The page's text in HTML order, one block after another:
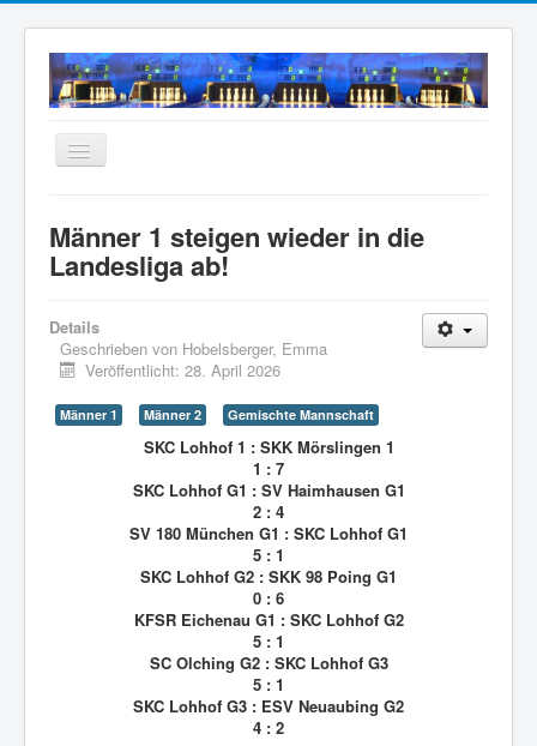
Navigation
an/aus
Neuigkeiten
Termine
Wir über uns
Anfahrt
Männer 1 steigen wieder in die
Landesliga ab!
Details
Geschrieben von Hobelsberger, Emma
Veröffentlicht: 28. April 2026
Männer 1 Männer 2 Gemischte Mannschaft
SKC Lohhof 1 : SKK Mörslingen 1
1 : 7
SKC Lohhof G1 : SV Haimhausen G1
2 : 4
SV 180 München G1 : SKC Lohhof G1
5 : 1
SKC Lohhof G2 : SKK 98 Poing G1
0 : 6
KFSR Eichenau G1 : SKC Lohhof G2
5 : 1
SC Olching G2 : SKC Lohhof G3
5 : 1
SKC Lohhof G3 : ESV Neuaubing G2
4 : 2